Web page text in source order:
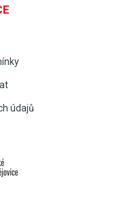
údajů